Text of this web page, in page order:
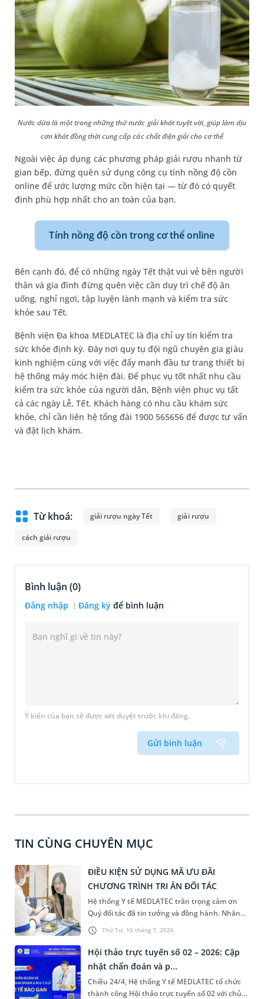
Nước dừa là một trong những thứ nước giải khát tuyệt vời, giúp làm dịu
cơn khát đồng thời cung cấp các chất điện giải cho cơ thể
Ngoài việc áp dụng các phương pháp giải rượu nhanh từ
gian bếp, đừng quên sử dụng công cụ tính nồng độ cồn
online để ước lượng mức cồn hiện tại — từ đó có quyết
định phù hợp nhất cho an toàn của bạn.
Tính nồng độ cồn trong cơ thể online
Bên cạnh đó, để có những ngày Tết thật vui vẻ bên người
thân và gia đình đừng quên việc cần duy trì chế độ ăn
uống, nghỉ ngơi, tập luyện lành mạnh và kiểm tra sức
khỏe sau Tết.
Bệnh viện Đa khoa MEDLATEC là địa chỉ uy tín kiểm tra
sức khỏe định kỳ. Đây nơi quy tụ đội ngũ chuyên gia giàu
kinh nghiệm cùng với việc đẩy mạnh đầu tư trang thiết bị
hệ thống máy móc hiện đài. Để phục vụ tốt nhất nhu cầu
kiểm tra sức khỏe của người dân, Bệnh viện phục vụ tất
cả các ngày Lễ, Tết. Khách hàng có nhu cầu khám sức
khỏe, chỉ cần liên hệ tổng đài 1900 565656 để được tư vấn
và đặt lịch khám.
Từ khoá: giải rượu ngày Tết giải rượu
cách giải rượu
Bình luận (0)
Đăng nhập Đăng ký để bình luận
Ý kiến của bạn sẽ được xét duyệt trước khi đăng.
Gửi bình luận
TIN CÙNG CHUYÊN MỤC
Thứ Tư, 15 tháng 7, 2026
ĐIỀU KIỆN SỬ DỤNG MÃ ƯU ĐÃI
CHƯƠNG TRÌNH TRI ÂN ĐỐI TÁC
Hệ thống Y tế MEDLATEC trân trọng cảm ơn
Quý đối tác đã tin tưởng và đồng hành. Nhân
dịp Tri ân khách hàng, MEDLATEC kính tặng
Quý đối tác 3 gói xét nghiệm sinh hoá tổng trị
giá 414.000 VNĐ.
Hội thảo trực tuyến số 02 – 2026: Cập
nhật chẩn đoán và p...
Chiều 24/4, Hệ thống Y tế MEDLATEC tổ chức
thành công Hội thảo trực tuyến số 02 với chủ